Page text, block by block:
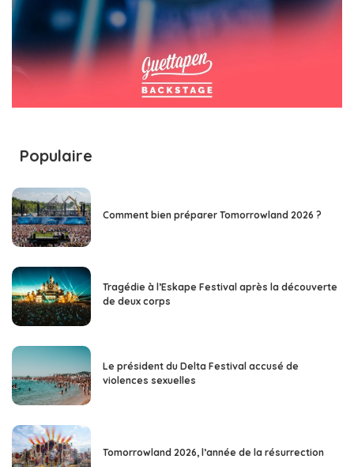
Populaire
Comment bien préparer Tomorrowland 2026 ?
Tragédie à l’Eskape Festival après la découverte
de deux corps
Le président du Delta Festival accusé de
violences sexuelles
Tomorrowland 2026, l’année de la résurrection